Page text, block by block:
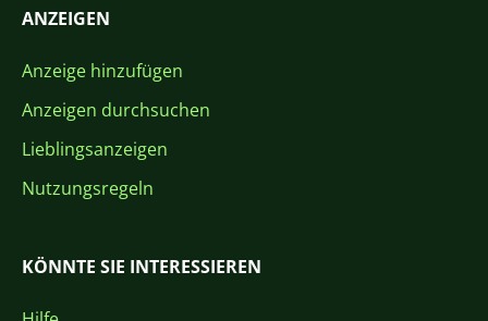
ANZEIGEN
Anzeige hinzufügen
Anzeigen durchsuchen
Lieblingsanzeigen
Nutzungsregeln
KÖNNTE SIE INTERESSIEREN